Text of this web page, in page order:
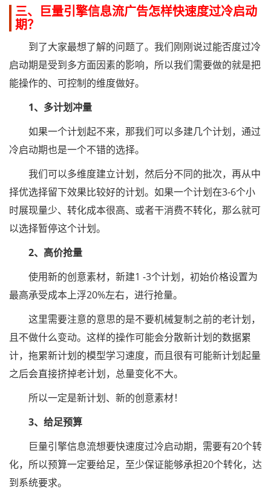
三、巨量引擎信息流广告怎样快速度过冷启动
期？
到了大家最想了解的问题了。我们刚刚说过能否度过冷
启动期是受到多方面因素的影响，所以我们需要做的就是把
能操作的、可控制的维度做好。
1、多计划冲量
如果一个计划起不来，那我们可以多建几个计划，通过
冷启动期也是一个不错的选择。
我们可以多维度建立计划，然后分不同的批次，再从中
择优选择留下效果比较好的计划。如果一个计划在3-6个小
时展现量少、转化成本很高、或者干消费不转化，那么就可
以选择暂停这个计划。
2、高价抢量
使用新的创意素材，新建1 -3个计划，初始价格设置为
最高承受成本上浮20%左右，进行抢量。
这里需要注意的意思的是不要机械复制之前的老计划，
且不做什么变动。这样的操作可能会分散新计划的数据累
计，拖累新计划的模型学习速度，而且很有可能新计划起量
之后会直接挤掉老计划，总量变化不大。
所以一定是新计划、新的创意素材！
3、给足预算
巨量引擎信息流想要快速度过冷启动期，需要有20个转
化，所以预算一定要给足，至少保证能够承担20个转化，达
到系统要求。